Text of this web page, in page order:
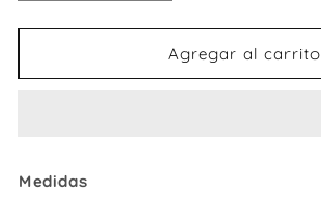
cantidad
para
Luna
cantidad
para
Espejo
Luna
Agregar al carrito
Medidas